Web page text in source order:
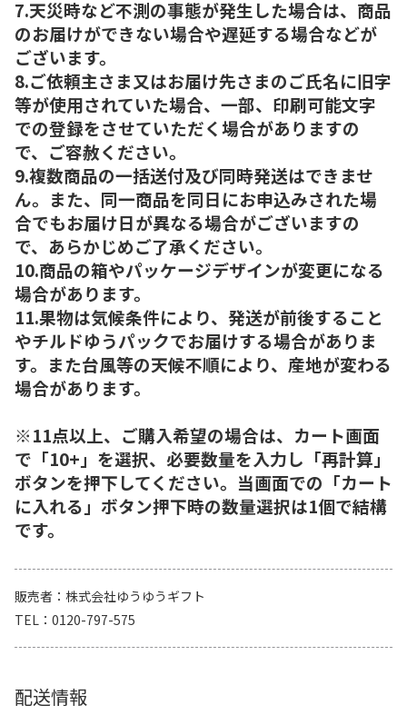
7.天災時など不測の事態が発生した場合は、商品
のお届けができない場合や遅延する場合などが
ございます。
8.ご依頼主さま又はお届け先さまのご氏名に旧字
等が使用されていた場合、一部、印刷可能文字
での登録をさせていただく場合がありますの
で、ご容赦ください。
9.複数商品の一括送付及び同時発送はできませ
ん。また、同一商品を同日にお申込みされた場
合でもお届け日が異なる場合がございますの
で、あらかじめご了承ください。
10.商品の箱やパッケージデザインが変更になる
場合があります。
11.果物は気候条件により、発送が前後すること
やチルドゆうパックでお届けする場合がありま
す。また台風等の天候不順により、産地が変わる
場合があります。
※11点以上、ご購入希望の場合は、カート画面
で「10+」を選択、必要数量を入力し「再計算」
ボタンを押下してください。当画面での「カート
に入れる」ボタン押下時の数量選択は1個で結構
です。
販売者
株式会社ゆうゆうギフト
TEL
0120-797-575
配送情報